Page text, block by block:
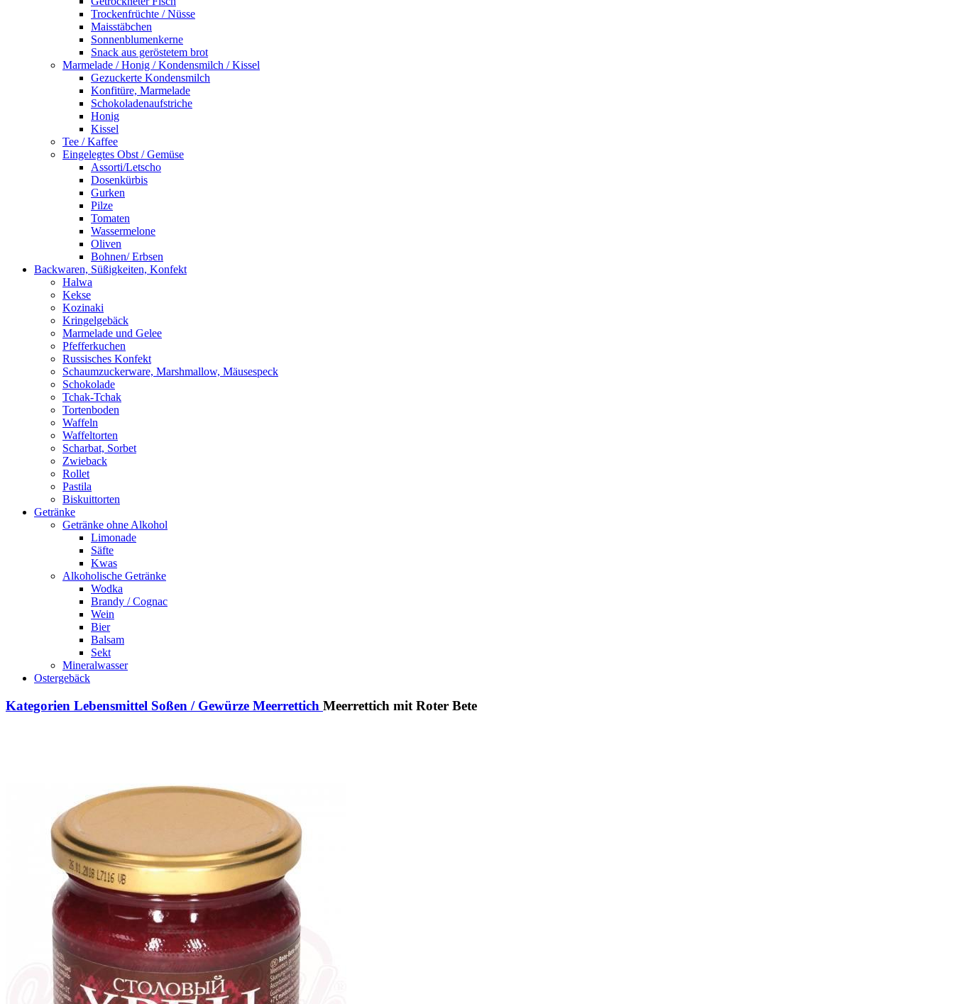
Trockenfrüchte / Nüsse
Maisstäbchen
Sonnenblumenkerne
Snack aus geröstetem brot
Marmelade / Honig / Kondensmilch / Kissel
Gezuckerte Kondensmilch
Konfitüre, Marmelade
Schokoladenaufstriche
Honig
Kissel
Tee / Kaffee
Eingelegtes Obst / Gemüse
Assorti/Letscho
Dosenkürbis
Gurken
Pilze
Tomaten
Wassermelone
Oliven
Bohnen/ Erbsen
Backwaren, Süßigkeiten, Konfekt
Halwa
Kekse
Kozinaki
Kringelgebäck
Marmelade und Gelee
Pfefferkuchen
Russisches Konfekt
Schaumzuckerware, Marshmallow, Mäusespeck
Schokolade
Tchak-Tchak
Tortenboden
Waffeln
Waffeltorten
Scharbat, Sorbet
Zwieback
Rollet
Pastila
Biskuittorten
Getränke
Getränke ohne Alkohol
Limonade
Säfte
Kwas
Alkoholische Getränke
Wodka
Brandy / Cognac
Wein
Bier
Balsam
Sekt
Mineralwasser
Ostergebäck
Kategorien Lebensmittel Soßen / Gewürze Meerrettich Meerrettich mit Roter Bete